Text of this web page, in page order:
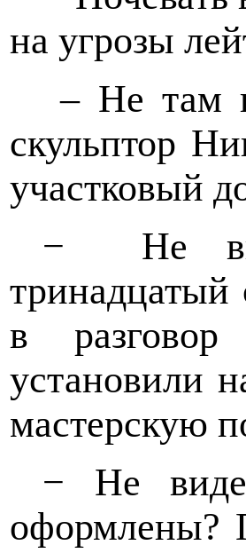
на угрозы
– Не там
скульптор
участковый
−
Не
тринадцатый
в
установили
мастерскую
− Не
оформлены?